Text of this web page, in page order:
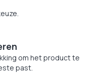
om het product te
past.